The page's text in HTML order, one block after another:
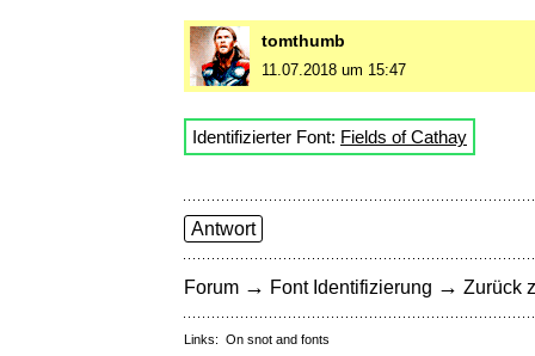
tomthumb
11.07.2018 um 15:47
Identifizierter Font: Fields of Cathay
Antwort
Forum → Font Identifizierung → Zurück
Links: On snot and fonts